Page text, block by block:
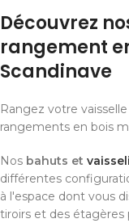
Découvrez
rangement
Scandinave
Rangez votre
rangements en bois
Nos bahuts et
différentes
à l'espace dont vous
tiroirs et des étagères